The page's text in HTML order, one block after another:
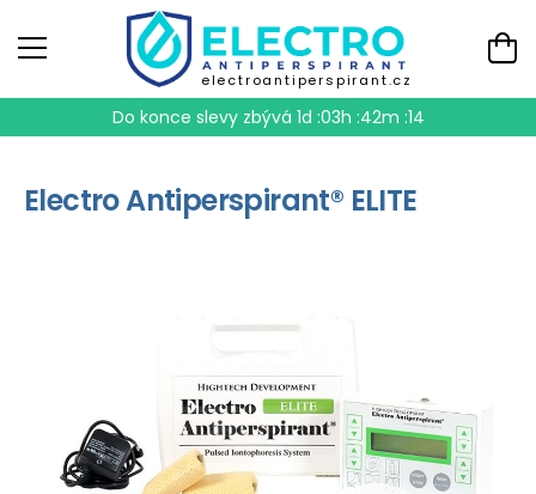
electroantiperspirant.cz
Do konce slevy zbývá1d :03h :42m :13
Electro Antiperspirant® ELITE